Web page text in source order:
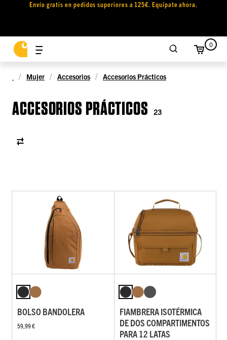
Envío gratis en pedidos superiores a 125€. Equípate ahora.
0
Mujer Accesorios Accesorios Prácticos
ACCESORIOS PRÁCTICOS 23
BOLSO BANDOLERA
59,99 €
FIAMBRERA ISOTÉRMICA
DE DOS COMPARTIMENTOS
PARA 12 LATAS